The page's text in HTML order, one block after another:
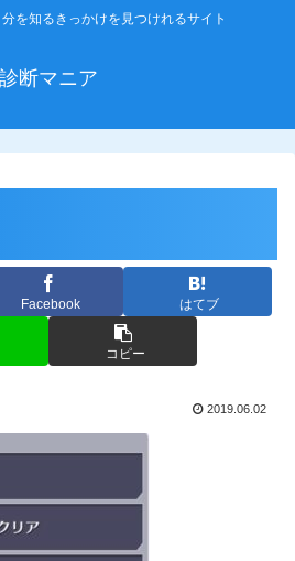
を知るきっかけを見つけれるサイト
診断マニア
Facebook はてブ
コピー
2019.06.02